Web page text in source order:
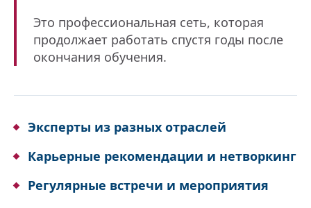
Это профессиональная сеть, которая
продолжает работать спустя годы после
окончания обучения.
Эксперты из разных отраслей
Карьерные рекомендации и нетворкинг
Регулярные встречи и мероприятия